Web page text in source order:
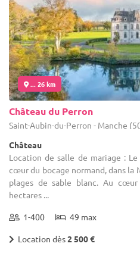
... 26 km
Château du Perron
Saint-Aubin-du-Perron - Manche
Château
Location de salle de mariage :
cœur du bocage normand, dans la
plages de sable blanc. Au
hectares ...
1-400 49 max
Location dès2 500 €